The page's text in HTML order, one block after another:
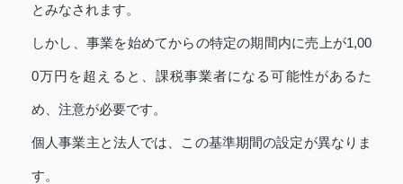
とみなされます。
しかし、事業を始めてからの特定の期間内に売上が1,00
0万円を超えると、課税事業者になる可能性があるた
め、注意が必要です。
個人事業主と法人では、この基準期間の設定が異なりま
す。